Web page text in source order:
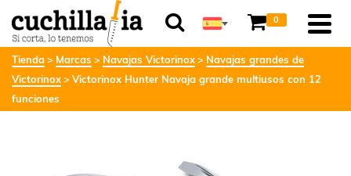
0
Tienda Marcas Navajas Victorinox
Navajas grandes de
Victorinox
Victorinox Hunter Navaja grande multiusos con 12
funciones